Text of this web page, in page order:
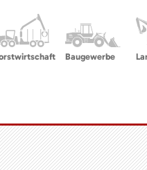
Baugewerbe